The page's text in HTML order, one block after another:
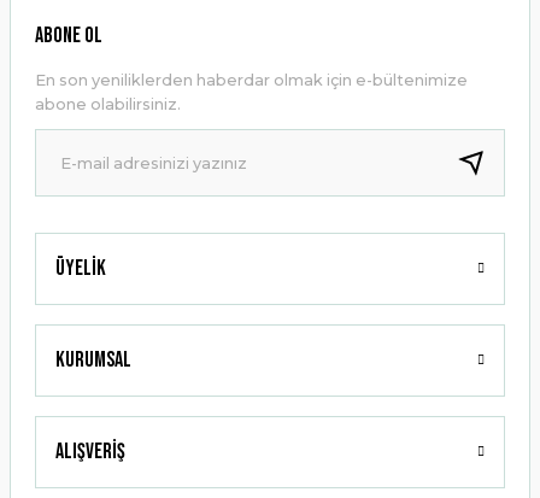
Ürün resmi kalitesiz, bozuk veya görüntülenemiyor.
Ürün bilgilerinde hatalar bulunuyor.
Ürün fiyatı diğer sitelerden daha pahalı.
Bu ürüne benzer farklı alternatifler olmalı.
Gönder
Üyelik
Kurumsal
Alışveriş
ABONE OL
En son yeniliklerden haberdar olmak için e-bültenimize
abone olabilirsiniz.